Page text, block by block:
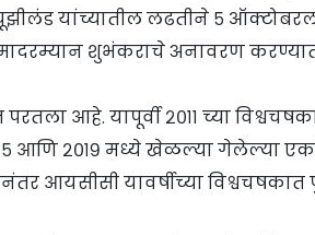
यांच्यातील लढतीने ५
शुभंकराचे अनावरण
आहे. यापूर्वी २०११ च्या
आणि २०१९ मध्ये खेळल्या गेलेल्या
आयसीसी यावर्षीच्या